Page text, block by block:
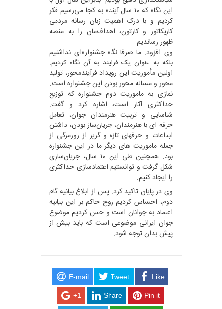
این نگاه که ۱۰ سال آینده به کجا می‌رسیم فکر
کردیم و با درک اهمیت زبان رسانه مردمی
کاریکاتور و کارتون، اهداف‌مان را به منصه
ظهور رساندیم.
وی افزود: ما صرفا نگاه جشنواره‌ای نداشتیم
بلکه به عنوان یک فرایند به آن نگاه کردیم.
اولین مأموریت این رویداد فرآیندمحور، تولید
محور و مساله محور بودن این جشنواره است.
نمازی به ماموریت دوم جشنواره که توزیع
حداکثری آثار است، اشاره کرد و گفت:
شناسایی و تربیت هنرمندان جوان، تعامل
حرفه ای با هنرمندان، جریان‌ساز بودن، داشتن
ابداعات و حرفهای تازه و گریز از روزمرگی از
جمله ماموریت های دیگر ما در این جشنواره
بود. همچنین طی این ۱۰ سال، جریان‌سازی
شکل گرفت و توانستیم اعتمادسازی حداکثری
را ایجاد کنیم.
وی در پایان تاکید کرد: پس از ابلاغ بیانیه گام
دوم، احساس کردیم روح حاکم بر این بیانیه
اعتماد به جوانان است و حس کردیم موضوع
جوان ایرانی موضوعی است که باید بیش از
پیش بدان توجه شود.
E-mail Tweet Like
+1 Share Pin it